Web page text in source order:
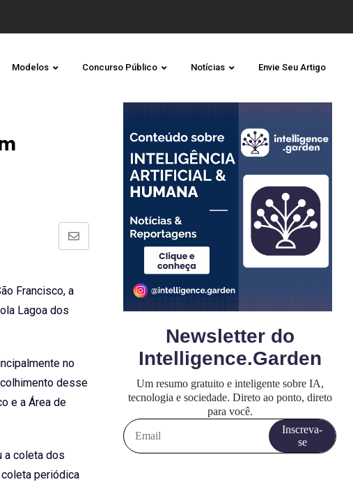
Modelos Concurso Público Notícias Envie Seu Artigo
Share
Francisco, a
Lagoa dos
no
desse
e a Área de
a coleta dos
periódica